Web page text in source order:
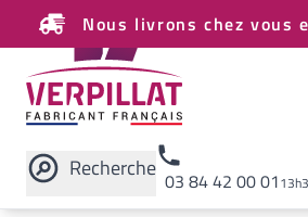
Nous livrons chez vous
Recherche 03 84 42 00 01
Rechercher sur le site